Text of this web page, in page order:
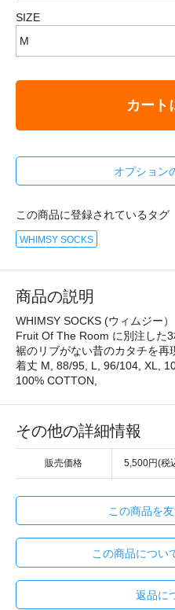
SIZE
カート
オプション
この商品に登録されているタグ
WHIMSY SOCKS
商品の説明
WHIMSY SOCKS (ウィムジー）
Fruit Of The Room に別注した3
裾のリブがない昔のカタチを再
着丈 M, 88/95, L, 96/104, XL,
100% COTTON,
その他の詳細情報
販売価格 5,500円(税
この商品を
この商品につい
返品に